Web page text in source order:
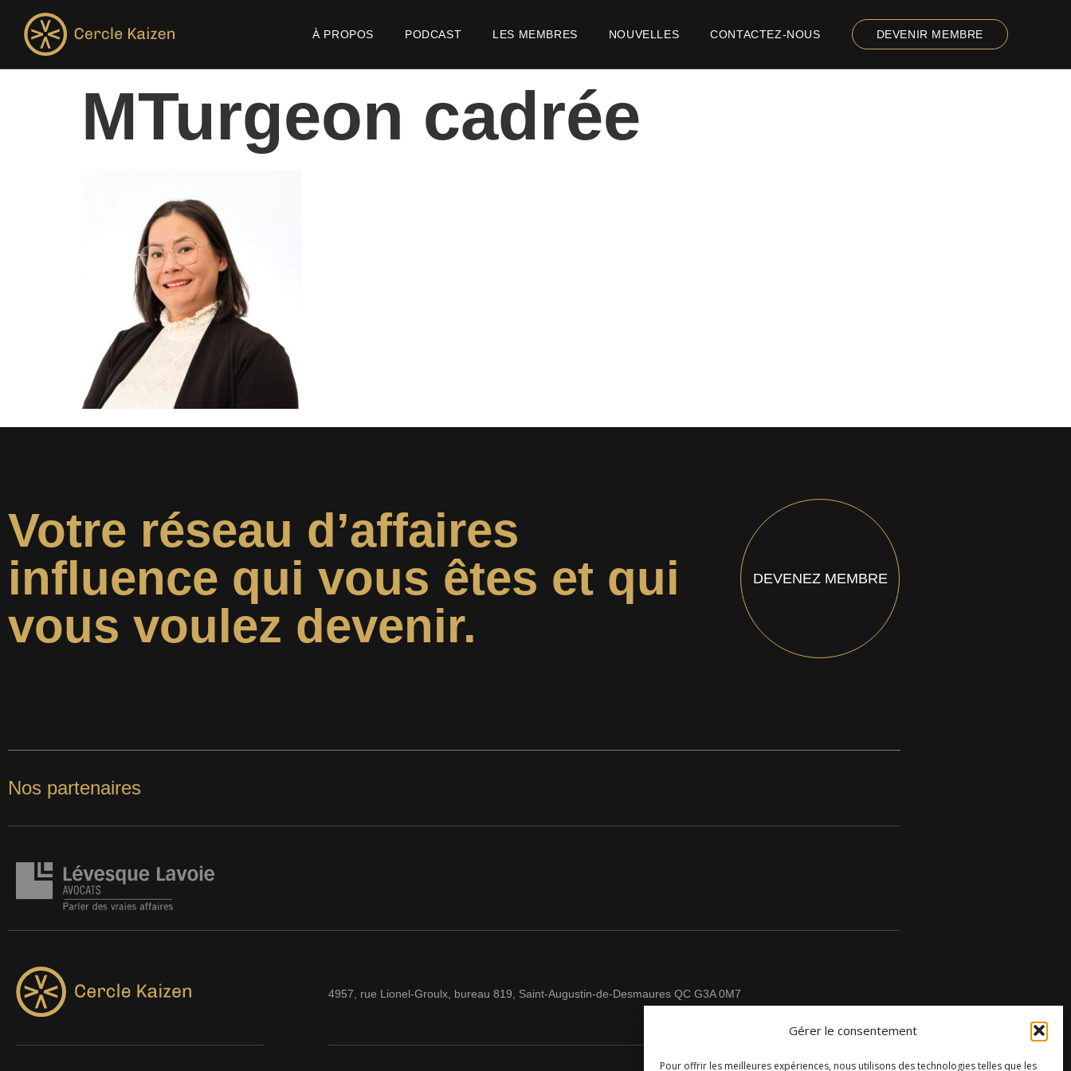
Gérer le consentement
Pour offrir les meilleures expériences, nous utilisons des technologies telles que les
À PROPOS PODCAST LES MEMBRES NOUVELLES CONTACTEZ-NOUS DEVENIR MEMBRE
MTurgeon cadrée
Votre réseau d’affaires
influence qui vous êtes et qui
vous voulez devenir.
DEVENEZ MEMBRE
Nos partenaires
4957, rue Lionel-Groulx, bureau 819, Saint-Augustin-de-Desmaures QC G3A 0M7